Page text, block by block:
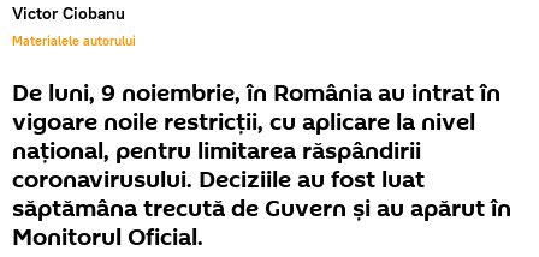
Victor Ciobanu
Materialele autorului
De luni, 9 noiembrie, în România au intrat în
vigoare noile restricții, cu aplicare la nivel
național, pentru limitarea răspândirii
coronavirusului. Deciziile au fost luat
săptămâna trecută de Guvern și au apărut în
Monitorul Oficial.